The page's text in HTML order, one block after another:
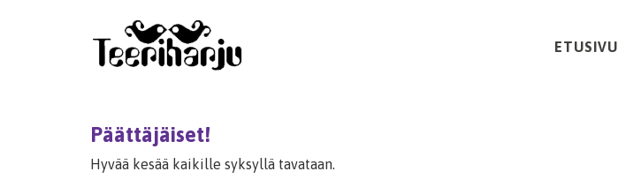
ETUSIVU
Päättäjäiset!
Hyvää kesää kaikille syksyllä tavataan.